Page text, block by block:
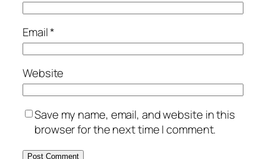
Email*
Website
Save my name, email, and website in this
browser for the next time I comment.